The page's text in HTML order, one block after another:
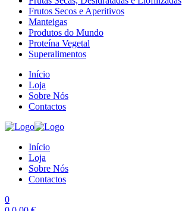
Frutos Secos e Aperitivos
Manteigas
Produtos do Mundo
Proteína Vegetal
Superalimentos
Início
Loja
Sobre Nós
Contactos
Início
Loja
Sobre Nós
Contactos
0